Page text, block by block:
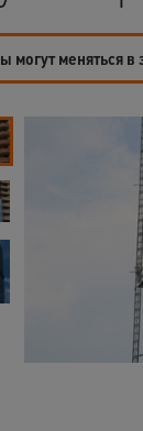
могут меняться в